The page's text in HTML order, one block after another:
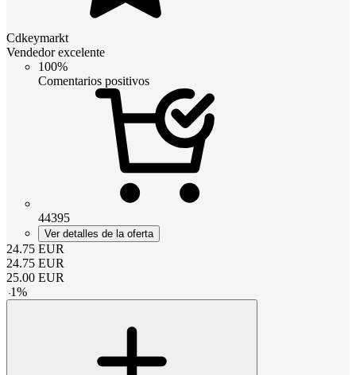
Cdkeymarkt
Vendedor excelente
100%
Comentarios positivos
44395
Ver detalles de la oferta
24.75 EUR
24.75 EUR
25.00 EUR
-1%